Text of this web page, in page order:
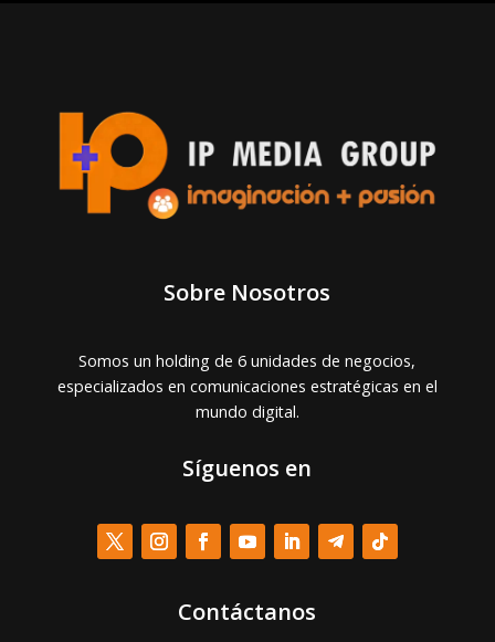
Sobre Nosotros
Somos un holding de 6 unidades de negocios,
especializados en comunicaciones estratégicas en el
mundo digital.
Síguenos en
Contáctanos